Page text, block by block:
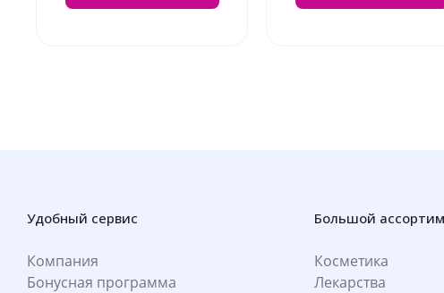
Удобный сервис
Компания
Бонусная программа
Большой
Косметика
Лекарства